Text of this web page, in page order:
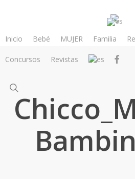
Inicio Bebé MUJER Familia
Concursos Revistas facebook